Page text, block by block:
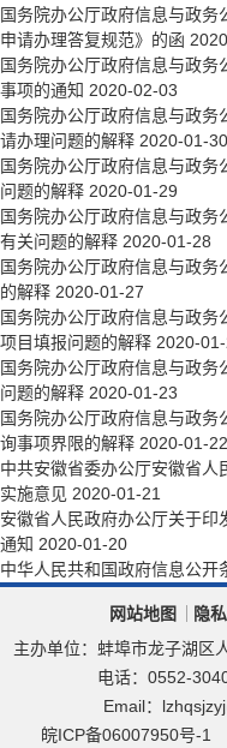
国务院办公厅政府信息与政
申请办理答复规范》的函
国务院办公厅政府信息与政
事项的通知 2020-02-03
国务院办公厅政府信息与政
请办理问题的解释 2020-01-30
国务院办公厅政府信息与政
问题的解释 2020-01-29
国务院办公厅政府信息与政
有关问题的解释 2020-01-28
国务院办公厅政府信息与政
的解释 2020-01-27
国务院办公厅政府信息与政
项目填报问题的解释 2020-
国务院办公厅政府信息与政
问题的解释 2020-01-23
国务院办公厅政府信息与政
询事项界限的解释 2020-01-22
中共安徽省委办公厅安徽省人
实施意见 2020-01-21
安徽省人民政府办公厅关于印
通知 2020-01-20
中华人民共和国政府信息公开
网站地图 隐
主办单位：蚌埠市龙子湖区
电话：0552-
Email：
皖ICP备06007950号-1